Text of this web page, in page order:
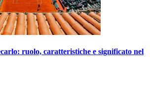
ruolo, caratteristiche e significato nel